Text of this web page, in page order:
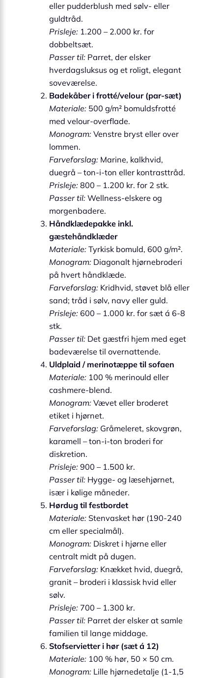
eller pudderblush med sølv- eller
guldtråd.
Prisleje: 1.200 – 2.000 kr. for
dobbeltsæt.
Passer til: Parret, der elsker
hverdagsluksus og et roligt, elegant
soveværelse.
Badekåber i frotté/velour (par-sæt)
Materiale: 500 g/m² bomuldsfrotté
med velour-overflade.
Monogram: Venstre bryst eller over
lommen.
Farveforslag: Marine, kalkhvid,
duegrå – ton-i-ton eller kontrasttråd.
Prisleje: 800 – 1.200 kr. for 2 stk.
Passer til: Wellness-elskere og
morgenbadere.
Håndklædepakke inkl.
gæstehåndklæder
Materiale: Tyrkisk bomuld, 600 g/m².
Monogram: Diagonalt hjørnebroderi
på hvert håndklæde.
Farveforslag: Kridhvid, støvet blå eller
sand; tråd i sølv, navy eller guld.
Prisleje: 600 – 1.000 kr. for sæt á 6-8
stk.
Passer til: Det gæstfri hjem med eget
badeværelse til overnattende.
Uldplaid / merinotæppe til sofaen
Materiale: 100 % merinould eller
cashmere-blend.
Monogram: Vævet eller broderet
etiket i hjørnet.
Farveforslag: Gråmeleret, skovgrøn,
karamell – ton-i-ton broderi for
diskretion.
Prisleje: 900 – 1.500 kr.
Passer til: Hygge- og læsehjørnet,
især i kølige måneder.
Hørdug til festbordet
Materiale: Stenvasket hør (190-240
cm eller specialmål).
Monogram: Diskret i hjørne eller
centralt midt på dugen.
Farveforslag: Knækket hvid, duegrå,
granit – broderi i klassisk hvid eller
sølv.
Prisleje: 700 – 1.300 kr.
Passer til: Parret der elsker at samle
familien til lange middage.
Stofservietter i hør (sæt á 12)
Materiale: 100 % hør, 50 × 50 cm.
Monogram: Lille hjørnedetalje (1-1,5